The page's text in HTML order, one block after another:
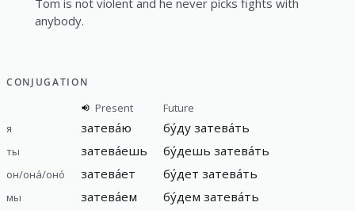
anybody.
CONJUGATION
Present
Future
я
затева́ю бу́ду затева́ть
ты затева́ешь бу́дешь затева́ть
он/она́/оно́ затева́ет бу́дет затева́ть
мы затева́ем бу́дем затева́ть